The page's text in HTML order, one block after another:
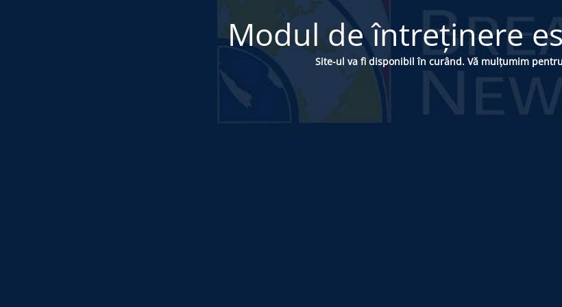
Modul de întreținere
Site-ul va fi disponibil în curând. Vă mulțumim